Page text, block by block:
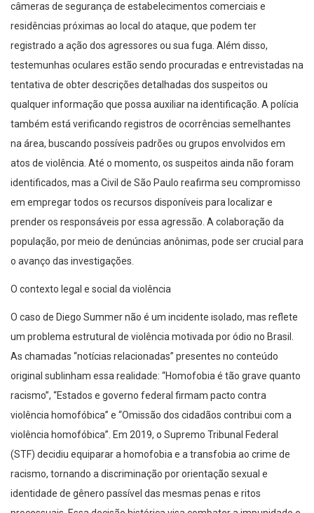
câmeras de segurança de estabelecimentos comerciais e
residências próximas ao local do ataque, que podem ter
registrado a ação dos agressores ou sua fuga. Além disso,
testemunhas oculares estão sendo procuradas e entrevistadas na
tentativa de obter descrições detalhadas dos suspeitos ou
qualquer informação que possa auxiliar na identificação. A polícia
também está verificando registros de ocorrências semelhantes
na área, buscando possíveis padrões ou grupos envolvidos em
atos de violência. Até o momento, os suspeitos ainda não foram
identificados, mas a Civil de São Paulo reafirma seu compromisso
em empregar todos os recursos disponíveis para localizar e
prender os responsáveis por essa agressão. A colaboração da
população, por meio de denúncias anônimas, pode ser crucial para
o avanço das investigações.
O contexto legal e social da violência
O caso de Diego Summer não é um incidente isolado, mas reflete
um problema estrutural de violência motivada por ódio no Brasil.
As chamadas “notícias relacionadas” presentes no conteúdo
original sublinham essa realidade: “Homofobia é tão grave quanto
racismo”, “Estados e governo federal firmam pacto contra
violência homofóbica” e “Omissão dos cidadãos contribui com a
violência homofóbica”. Em 2019, o Supremo Tribunal Federal
(STF) decidiu equiparar a homofobia e a transfobia ao crime de
racismo, tornando a discriminação por orientação sexual e
identidade de gênero passível das mesmas penas e ritos